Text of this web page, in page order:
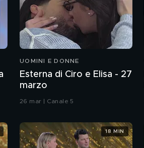
UOMINI E DONNE
Esterna di Ciro e Elisa - 27
marzo
26 mar | Canale 5
18 MIN